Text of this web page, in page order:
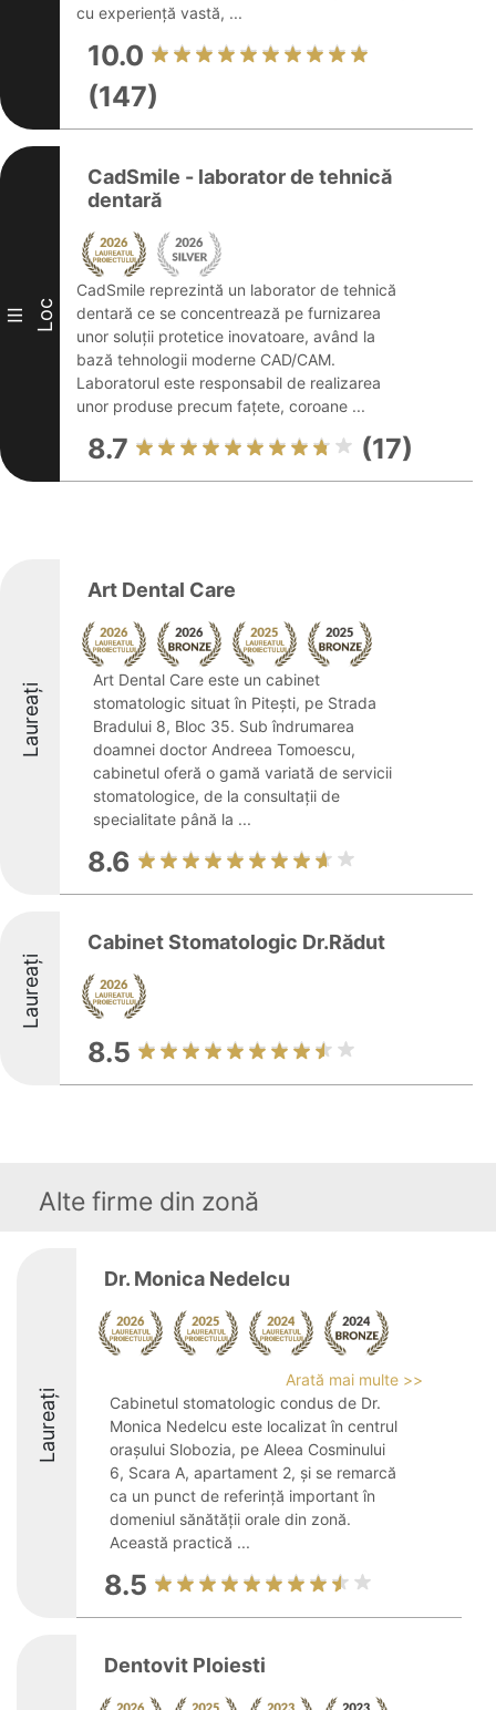
cu experiență vastă, ...
10.0
(147)
III Loc
CadSmile - laborator de tehnică
dentară
CadSmile reprezintă un laborator de tehnică
dentară ce se concentrează pe furnizarea
unor soluții protetice inovatoare, având la
bază tehnologii moderne CAD/CAM.
Laboratorul este responsabil de realizarea
unor produse precum fațete, coroane ...
8.7 (17)
Laureați
Art Dental Care
Art Dental Care este un cabinet
stomatologic situat în Pitești, pe Strada
Bradului 8, Bloc 35. Sub îndrumarea
doamnei doctor Andreea Tomoescu,
cabinetul oferă o gamă variată de servicii
stomatologice, de la consultații de
specialitate până la ...
8.6
Laureați
Cabinet Stomatologic Dr.Rădut
8.5
Alte firme din zonă
Laureați
Dr. Monica Nedelcu
Arată mai multe >>
Cabinetul stomatologic condus de Dr.
Monica Nedelcu este localizat în centrul
orașului Slobozia, pe Aleea Cosminului
6, Scara A, apartament 2, și se remarcă
ca un punct de referință important în
domeniul sănătății orale din zonă.
Această practică ...
8.5
Dentovit Ploiesti